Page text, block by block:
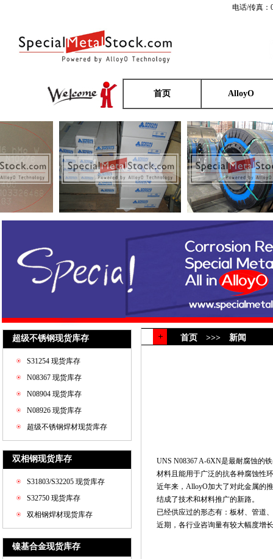
电话/传真：
首页 AlloyO
超级不锈钢现货库存
S31254 现货库存
N08367 现货库存
N08904 现货库存
N08926 现货库存
超级不锈钢焊材现货库存
双相钢现货库存
S31803/S32205 现货库存
S32750 现货库存
双相钢焊材现货库存
镍基合金现货库存
首页 >>> 新闻
UNS N08367 A-6XN是最耐腐蚀的
材料且能用于广泛的抗各种腐蚀性
近年来，AlloyO加大了对此金属的
结成了技术和材料推广的新路。
已经供应过的形态有：板材、管道
近期，各行业咨询量有较大幅度增